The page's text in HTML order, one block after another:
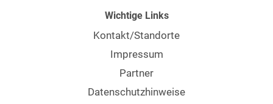
Wichtige Links
Kontakt/Standorte
Impressum
Partner
Datenschutzhinweise